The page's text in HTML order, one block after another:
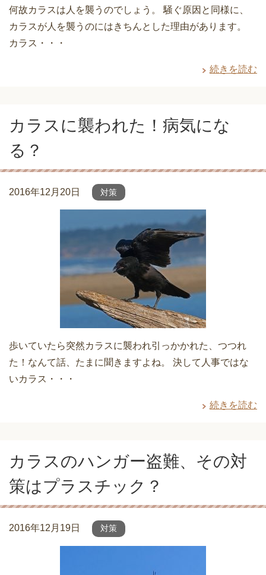
何故カラスは人を襲うのでしょう。 騒ぐ原因と同様に、
カラスが人を襲うのにはきちんとした理由があります。
カラス・・・
続きを読む
カラスに襲われた！病気にな
る？
2016年12月20日 対策
歩いていたら突然カラスに襲われ引っかかれた、つつれ
た！なんて話、たまに聞きますよね。 決して人事ではな
いカラス・・・
続きを読む
カラスのハンガー盗難、その対
策はプラスチック？
2016年12月19日 対策